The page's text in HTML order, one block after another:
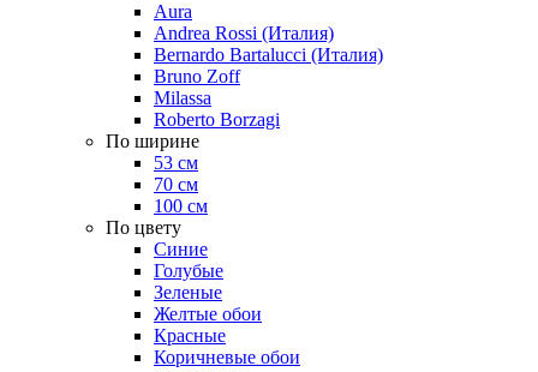
Aura
Andrea Rossi (Италия)
Bernardo Bartalucci (Италия)
Bruno Zoff
Milassa
Roberto Borzagi
По ширине
53 см
70 см
100 см
По цвету
Синие
Голубые
Зеленые
Желтые обои
Красные
Коричневые обои